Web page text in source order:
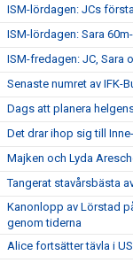
ISM-lördagen: JCs
ISM-lördagen: Sara
ISM-fredagen: JC, Sara
Senaste numret av IFK-
Dags att planera
Det drar ihop sig till
Majken och Lyda
Tangerat stavårsbästa
Kanonlopp av Lörstad
genom tiderna
Alice fortsätter tävla i